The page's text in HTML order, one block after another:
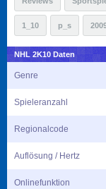
1_10 p_s
NHL 2K10 Daten
Genre
Spieleranzahl
Regionalcode
Auflösung / Hertz
Onlinefunktion